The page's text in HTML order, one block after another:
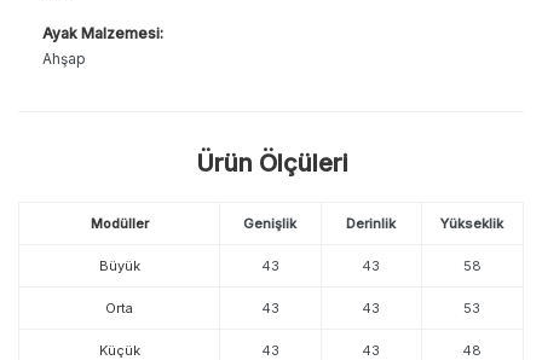
Ayak Malzemesi:
Ahşap
Ürün Ölçüleri
Modüller Genişlik Derinlik Yükseklik
Büyük 43 43 58
Orta 43 43 53
Küçük 43 43 48